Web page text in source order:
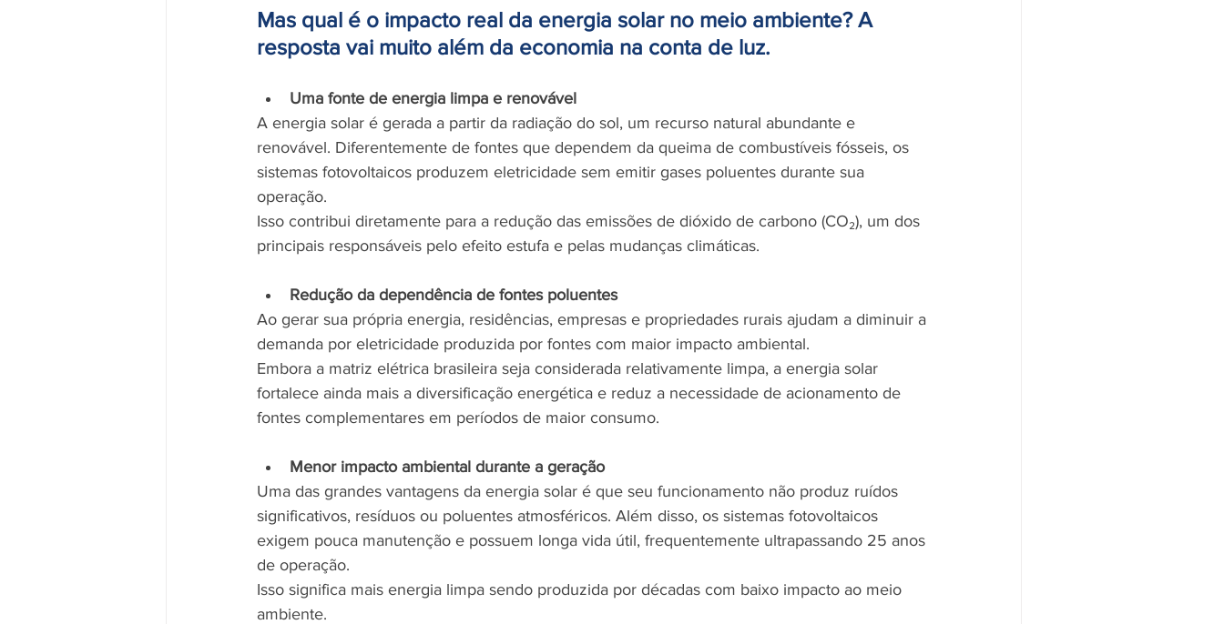
Mas qual é o impacto real da energia solar no meio ambiente? A
resposta vai muito além da economia na conta de luz.
Uma fonte de energia limpa e renovável
A energia solar é gerada a partir da radiação do sol, um recurso natural abundante e
renovável. Diferentemente de fontes que dependem da queima de combustíveis fósseis, os
sistemas fotovoltaicos produzem eletricidade sem emitir gases poluentes durante sua
operação.
Isso contribui diretamente para a redução das emissões de dióxido de carbono (CO₂), um dos
principais responsáveis pelo efeito estufa e pelas mudanças climáticas.
Redução da dependência de fontes poluentes
Ao gerar sua própria energia, residências, empresas e propriedades rurais ajudam a diminuir a
demanda por eletricidade produzida por fontes com maior impacto ambiental.
Embora a matriz elétrica brasileira seja considerada relativamente limpa, a energia solar
fortalece ainda mais a diversificação energética e reduz a necessidade de acionamento de
fontes complementares em períodos de maior consumo.
Menor impacto ambiental durante a geração
Uma das grandes vantagens da energia solar é que seu funcionamento não produz ruídos
significativos, resíduos ou poluentes atmosféricos. Além disso, os sistemas fotovoltaicos
exigem pouca manutenção e possuem longa vida útil, frequentemente ultrapassando 25 anos
de operação.
Isso significa mais energia limpa sendo produzida por décadas com baixo impacto ao meio
ambiente.